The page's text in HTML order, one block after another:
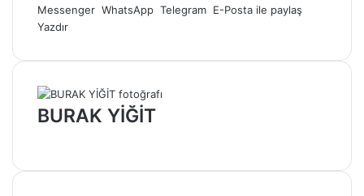
Messenger WhatsApp Telegram E-Posta ile paylaş
Yazdır
BURAK YİĞİT